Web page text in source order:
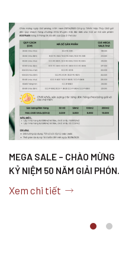
MEGA SALE – CHÀO MỪNG
KỶ NIỆM 50 NĂM GIẢI PHÓNG
MIỀN NAM, THỐNG NHẤT
ĐẤT NƯỚC
Xem chi tiết